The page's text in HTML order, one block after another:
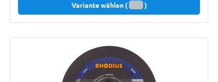
Variante wählen ( )